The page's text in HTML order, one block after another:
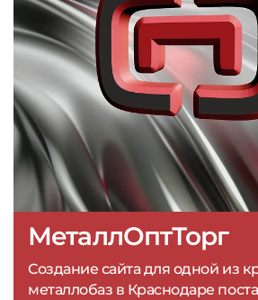
МеталлОптТорг
Создание сайта для одной из
металлобаз в Краснодаре